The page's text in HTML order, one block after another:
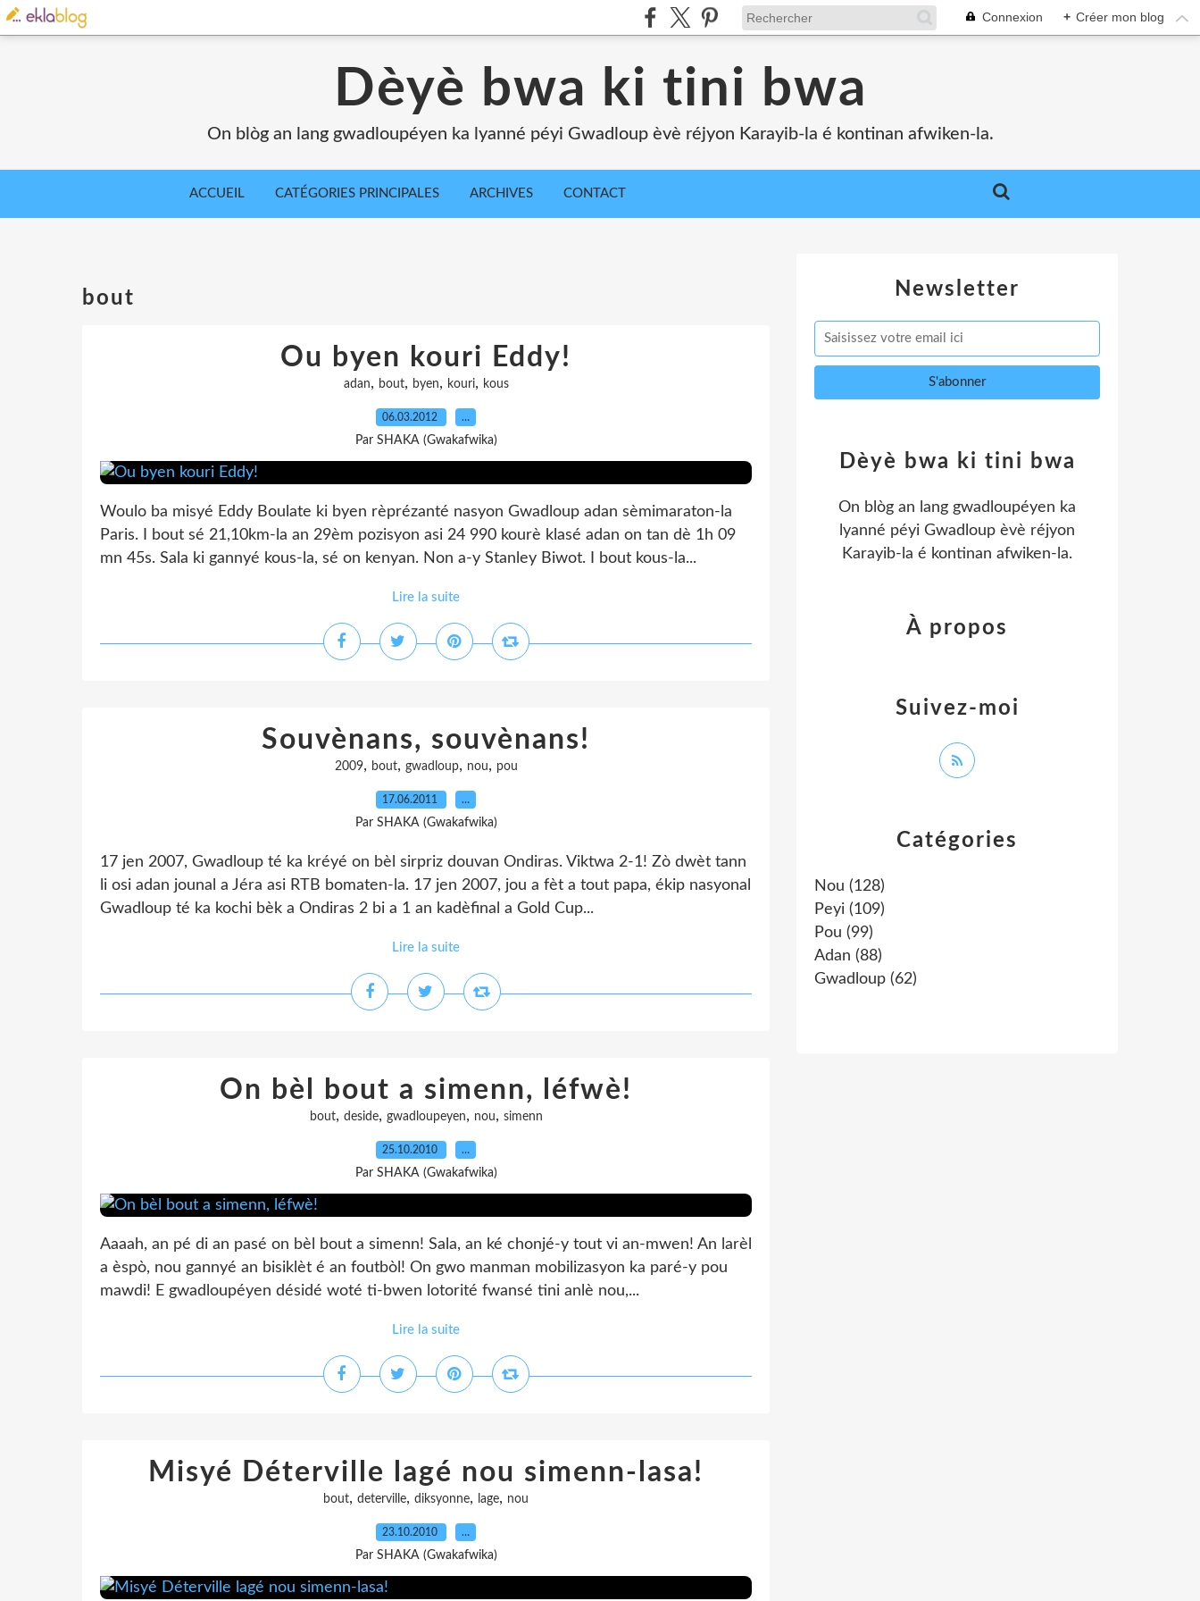
Connexion + Créer mon blog
Dèyè bwa ki tini bwa
On blòg an lang gwadloupéyen ka lyanné péyi Gwadloup èvè réjyon Karayib-la é kontinan afwiken-la.
ACCUEIL CATÉGORIES PRINCIPALES ARCHIVES CONTACT
bout
Ou byen kouri Eddy!
adan, bout, byen, kouri, kous
06.03.2012 …
Par SHAKA (Gwakafwika)
Woulo ba misyé Eddy Boulate ki byen rèprézanté nasyon Gwadloup adan sèmimaraton-la
Paris. I bout sé 21,10km-la an 29èm pozisyon asi 24 990 kourè klasé adan on tan dè 1h 09
mn 45s. Sala ki gannyé kous-la, sé on kenyan. Non a-y Stanley Biwot. I bout kous-la...
Lire la suite
Souvènans, souvènans!
2009, bout, gwadloup, nou, pou
17.06.2011 …
Par SHAKA (Gwakafwika)
17 jen 2007, Gwadloup té ka kréyé on bèl sirpriz douvan Ondiras. Viktwa 2-1! Zò dwèt tann
li osi adan jounal a Jéra asi RTB bomaten-la. 17 jen 2007, jou a fèt a tout papa, ékip nasyonal
Gwadloup té ka kochi bèk a Ondiras 2 bi a 1 an kadèfinal a Gold Cup...
Lire la suite
On bèl bout a simenn, léfwè!
bout, deside, gwadloupeyen, nou, simenn
25.10.2010 …
Par SHAKA (Gwakafwika)
Aaaah, an pé di an pasé on bèl bout a simenn! Sala, an ké chonjé-y tout vi an-mwen! An larèl
a èspò, nou gannyé an bisiklèt é an foutbòl! On gwo manman mobilizasyon ka paré-y pou
mawdi! E gwadloupéyen désidé woté ti-bwen lotorité fwansé tini anlè nou,...
Lire la suite
Misyé Déterville lagé nou simenn-lasa!
bout, deterville, diksyonne, lage, nou
23.10.2010 …
Par SHAKA (Gwakafwika)
Newsletter
Catégories
Nou (128)
Peyi (109)
Pou (99)
Adan (88)
Gwadloup (62)
Dèyè bwa ki tini bwa
On blòg an lang gwadloupéyen ka
lyanné péyi Gwadloup èvè réjyon
Karayib-la é kontinan afwiken-la.
Suivez-moi
À propos